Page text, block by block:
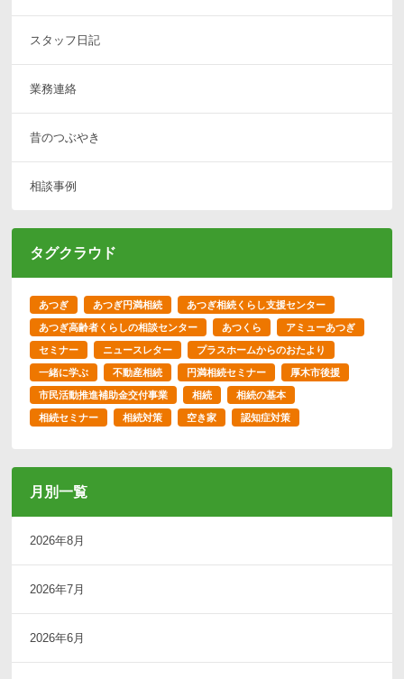
スタッフ日記
業務連絡
昔のつぶやき
相談事例
タグクラウド
あつぎ あつぎ円満相続 あつぎ相続くらし支援センター
あつぎ高齢者くらしの相談センター あつくら アミューあつぎ
セミナー ニュースレター プラスホームからのおたより
一緒に学ぶ 不動産相続 円満相続セミナー 厚木市後援
市民活動推進補助金交付事業 相続 相続の基本
相続セミナー 相続対策 空き家 認知症対策
月別一覧
2026年8月
2026年7月
2026年6月